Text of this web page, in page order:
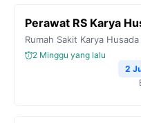
Perawat RS Karya
Rumah Sakit Karya
2 Minggu yang lalu
2